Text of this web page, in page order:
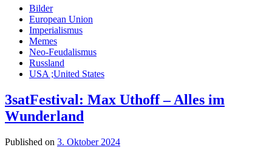
Bilder
European Union
Imperialismus
Memes
Neo-Feudalismus
Russland
USA ;United States
3satFestival: Max Uthoff – Alles im
Wunderland
Published on 3. Oktober 2024